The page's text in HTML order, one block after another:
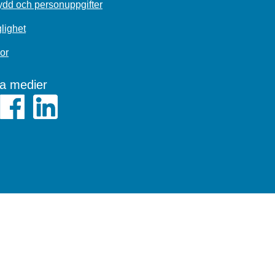
och personuppgifter
medier